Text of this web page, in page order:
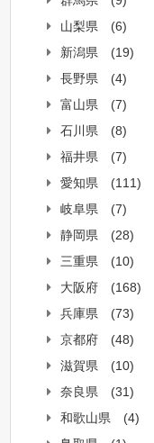
山梨県
(6)
新潟県
(19)
長野県
(4)
富山県
(7)
石川県
(8)
福井県
(7)
愛知県
(111)
岐阜県
(7)
静岡県
(28)
三重県
(10)
大阪府
(168)
兵庫県
(73)
京都府
(48)
滋賀県
(10)
奈良県
(31)
和歌山県
(4)